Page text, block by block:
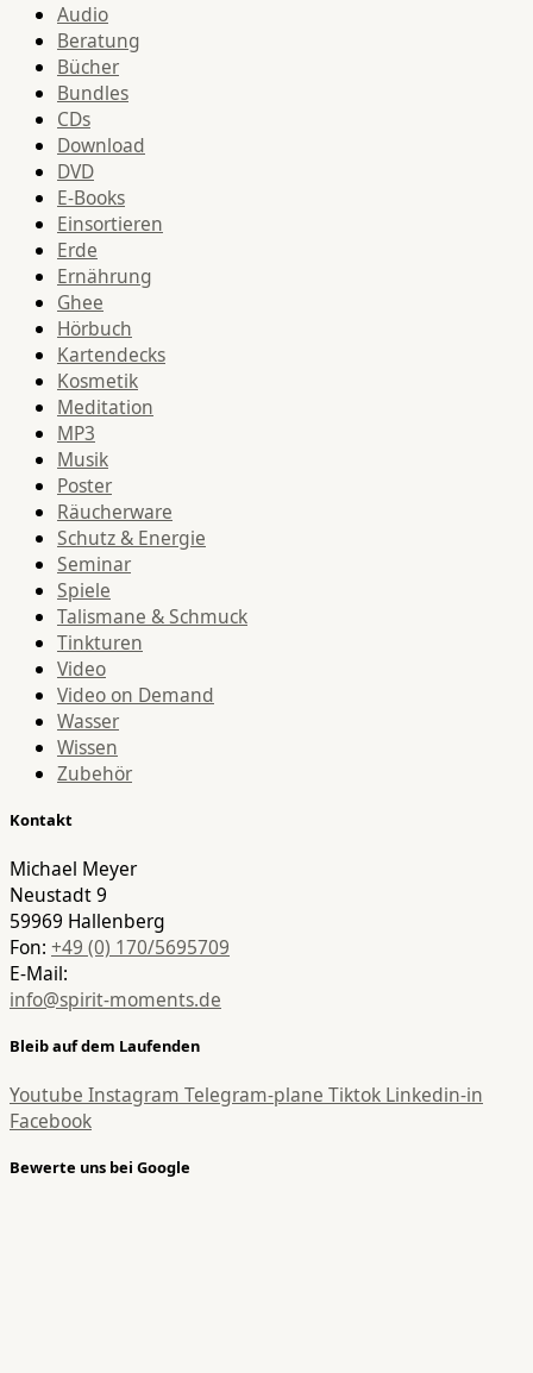
Audio
Beratung
Bücher
Bundles
CDs
Download
DVD
E-Books
Einsortieren
Erde
Ernährung
Ghee
Hörbuch
Kartendecks
Kosmetik
Meditation
MP3
Musik
Poster
Räucherware
Schutz & Energie
Seminar
Spiele
Talismane & Schmuck
Tinkturen
Video
Video on Demand
Wasser
Wissen
Zubehör
Kontakt
Michael Meyer
Neustadt 9
59969 Hallenberg
Fon: +49 (0) 170/5695709
E-Mail:
info@spirit-moments.de
Bleib auf dem Laufenden
Youtube Instagram Telegram-plane Tiktok Linkedin-in
Facebook
Bewerte uns bei Google